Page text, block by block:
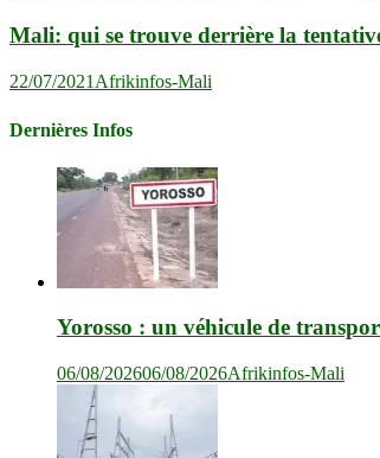
Mali: qui se trouve derrière la
22/07/2021 Afrikinfos-Mali
Dernières Infos
Yorosso : un véhicule de
06/08/202606/08/2026Afrikinfos-Mali